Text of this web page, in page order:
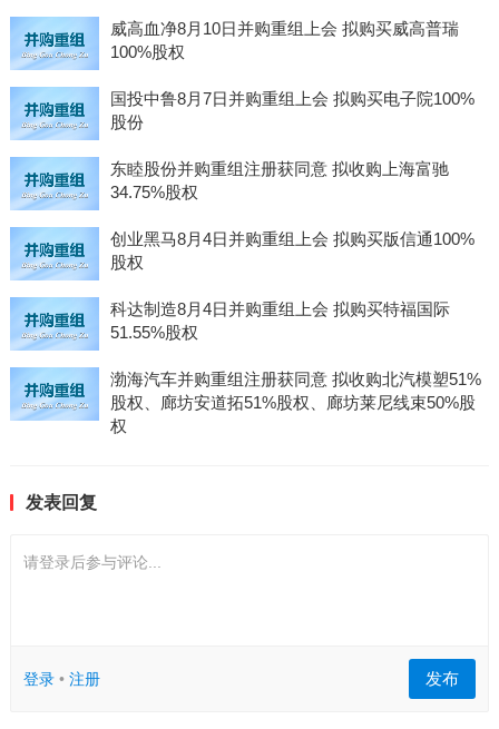
威高血净8月10日并购重组上会 拟购买威高普瑞
100%股权
国投中鲁8月7日并购重组上会 拟购买电子院100%
股份
东睦股份并购重组注册获同意 拟收购上海富驰
34.75%股权
创业黑马8月4日并购重组上会 拟购买版信通100%
股权
科达制造8月4日并购重组上会 拟购买特福国际
51.55%股权
渤海汽车并购重组注册获同意 拟收购北汽模塑51%
股权、廊坊安道拓51%股权、廊坊莱尼线束50%股
权
发表回复
请登录后参与评论...
登录• 注册 发布